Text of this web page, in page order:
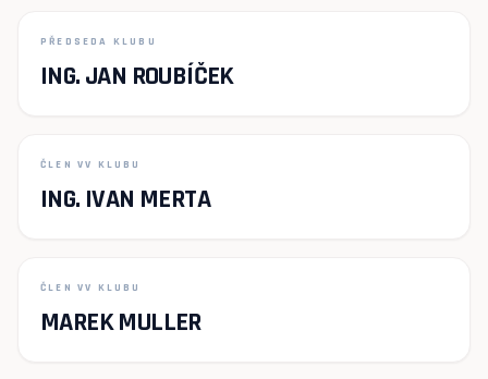
PŘEDSEDA KLUBU
ING. JAN ROUBÍČEK
ČLEN VV KLUBU
ING. IVAN MERTA
ČLEN VV KLUBU
MAREK MULLER